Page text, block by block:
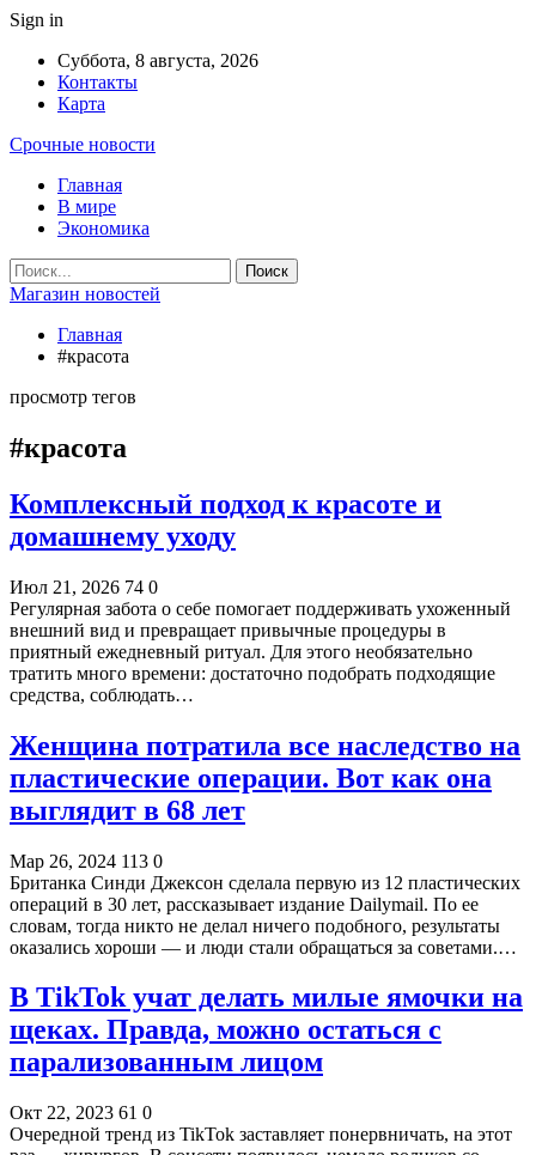
Sign in
Суббота, 8 августа, 2026
Контакты
Карта
Срочные новости
Главная
В мире
Экономика
Магазин новостей
Главная
#красота
просмотр тегов
#красота
Комплексный подход к красоте и
домашнему уходу
Июл 21, 2026 74 0
Регулярная забота о себе помогает поддерживать ухоженный
внешний вид и превращает привычные процедуры в
приятный ежедневный ритуал. Для этого необязательно
тратить много времени: достаточно подобрать подходящие
средства, соблюдать…
Женщина потратила все наследство на
пластические операции. Вот как она
выглядит в 68 лет
Мар 26, 2024 113 0
Британка Синди Джексон сделала первую из 12 пластических
операций в 30 лет, рассказывает издание Dailymail. По ее
словам, тогда никто не делал ничего подобного, результаты
оказались хороши — и люди стали обращаться за советами.…
В TikTok учат делать милые ямочки на
щеках. Правда, можно остаться с
парализованным лицом
Окт 22, 2023 61 0
Очередной тренд из TikTok заставляет понервничать, на этот